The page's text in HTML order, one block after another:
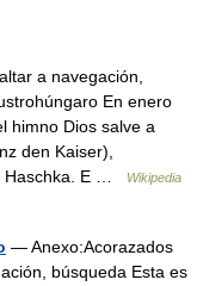
a navegación,
En enero
himno Dios salve a
den Kaiser),
Haschka. E …
Wikipedia
— Anexo:Acorazados
búsqueda Esta es